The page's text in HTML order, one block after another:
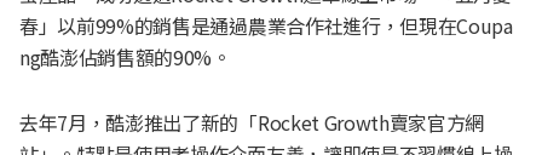
春」以前99%的銷售是通過農業合作社進行，但現在Coupa
ng酷澎佔銷售額的90%。
去年7月，酷澎推出了新的「Rocket Growth賣家官方網